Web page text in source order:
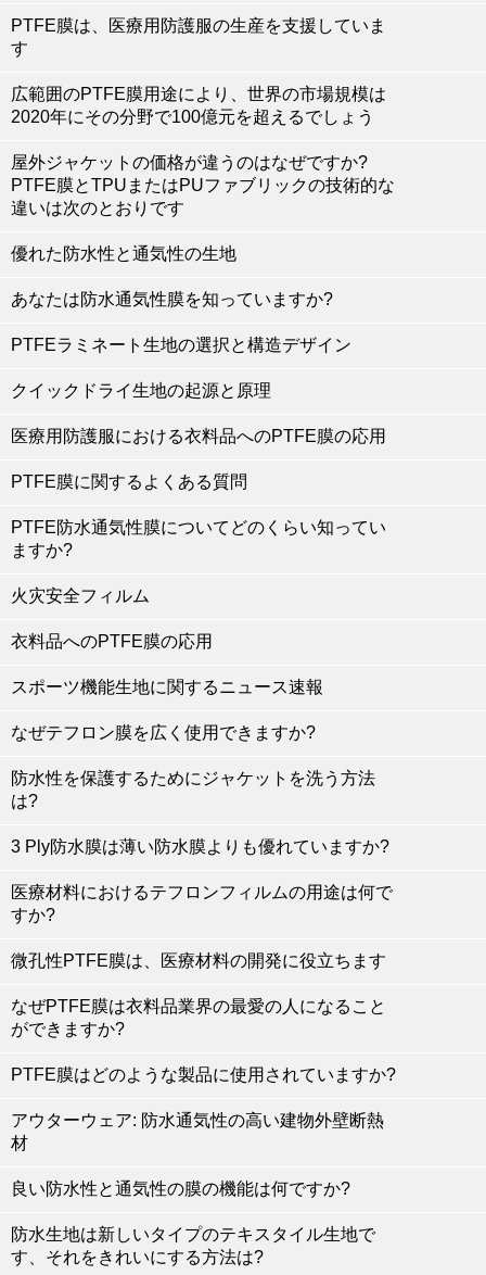
PTFE膜は、医療用防護服の生産を支援していま
す
広範囲のPTFE膜用途により、世界の市場規模は
2020年にその分野で100億元を超えるでしょう
屋外ジャケットの価格が違うのはなぜですか?
PTFE膜とTPUまたはPUファブリックの技術的な
違いは次のとおりです
優れた防水性と通気性の生地
あなたは防水通気性膜を知っていますか?
PTFEラミネート生地の選択と構造デザイン
クイックドライ生地の起源と原理
医療用防護服における衣料品へのPTFE膜の応用
PTFE膜に関するよくある質問
PTFE防水通気性膜についてどのくらい知ってい
ますか?
火灾安全フィルム
衣料品へのPTFE膜の応用
スポーツ機能生地に関するニュース速報
なぜテフロン膜を広く使用できますか?
防水性を保護するためにジャケットを洗う方法
は?
3 Ply防水膜は薄い防水膜よりも優れていますか?
医療材料におけるテフロンフィルムの用途は何で
すか?
微孔性PTFE膜は、医療材料の開発に役立ちます
なぜPTFE膜は衣料品業界の最愛の人になること
ができますか?
PTFE膜はどのような製品に使用されていますか?
アウターウェア: 防水通気性の高い建物外壁断熱
材
良い防水性と通気性の膜の機能は何ですか?
防水生地は新しいタイプのテキスタイル生地で
す、それをきれいにする方法は?